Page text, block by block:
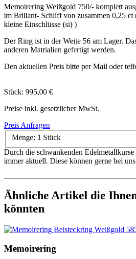
Memoirering Weißgold 750/- komplett
im Brillant- Schliff von zusammen 0,25 ct
kleine Einschlüsse (si) )
Der Ring ist in der Weite 56 am Lager.
anderen Matrialien gefertigt werden.
Den aktuellen Preis bitte per Mail oder
Stück: 995,00 €
Preise inkl. gesetzlicher MwSt.
Preis Anfragen
Menge: 1 Stück
Durch die schwankenden
immer aktuell. Diese können gerne bei
Ähnliche Artikel die
könnten
Memoirering